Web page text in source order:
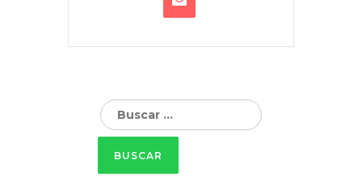
Buscar: